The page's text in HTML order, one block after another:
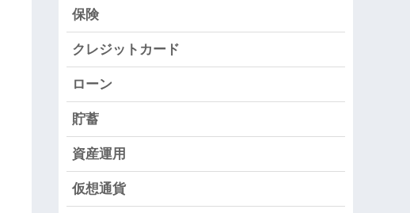
保険
クレジットカード
ローン
貯蓄
資産運用
仮想通貨